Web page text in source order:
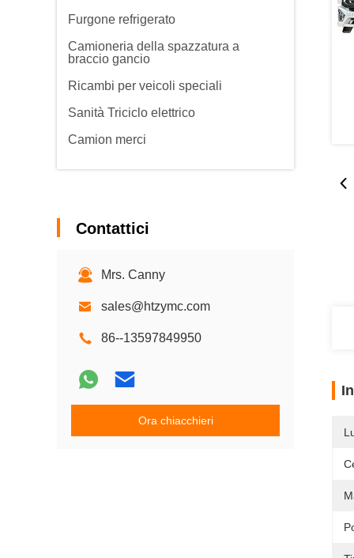
Furgone refrigerato
Camioneria della spazzatura a
braccio gancio
Ricambi per veicoli speciali
Sanità Triciclo elettrico
Camion merci
Contattici
Mrs. Canny
sales@htzymc.com
86--13597849950
Ora chiacchieri